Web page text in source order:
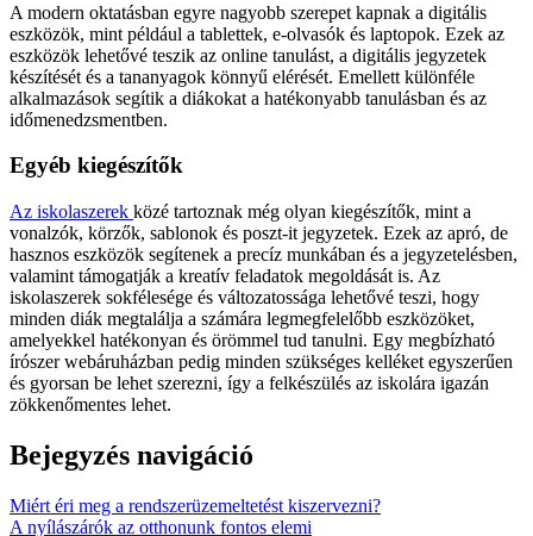
A modern oktatásban egyre nagyobb szerepet kapnak a digitális
eszközök, mint például a tablettek, e-olvasók és laptopok. Ezek az
eszközök lehetővé teszik az online tanulást, a digitális jegyzetek
készítését és a tananyagok könnyű elérését. Emellett különféle
alkalmazások segítik a diákokat a hatékonyabb tanulásban és az
időmenedzsmentben.
Egyéb kiegészítők
Az iskolaszerek közé tartoznak még olyan kiegészítők, mint a
vonalzók, körzők, sablonok és poszt-it jegyzetek. Ezek az apró, de
hasznos eszközök segítenek a precíz munkában és a jegyzetelésben,
valamint támogatják a kreatív feladatok megoldását is. Az
iskolaszerek sokfélesége és változatossága lehetővé teszi, hogy
minden diák megtalálja a számára legmegfelelőbb eszközöket,
amelyekkel hatékonyan és örömmel tud tanulni. Egy megbízható
írószer webáruházban pedig minden szükséges kelléket egyszerűen
és gyorsan be lehet szerezni, így a felkészülés az iskolára igazán
zökkenőmentes lehet.
Bejegyzés navigáció
Miért éri meg a rendszerüzemeltetést kiszervezni?
A nyílászárók az otthonunk fontos elemi